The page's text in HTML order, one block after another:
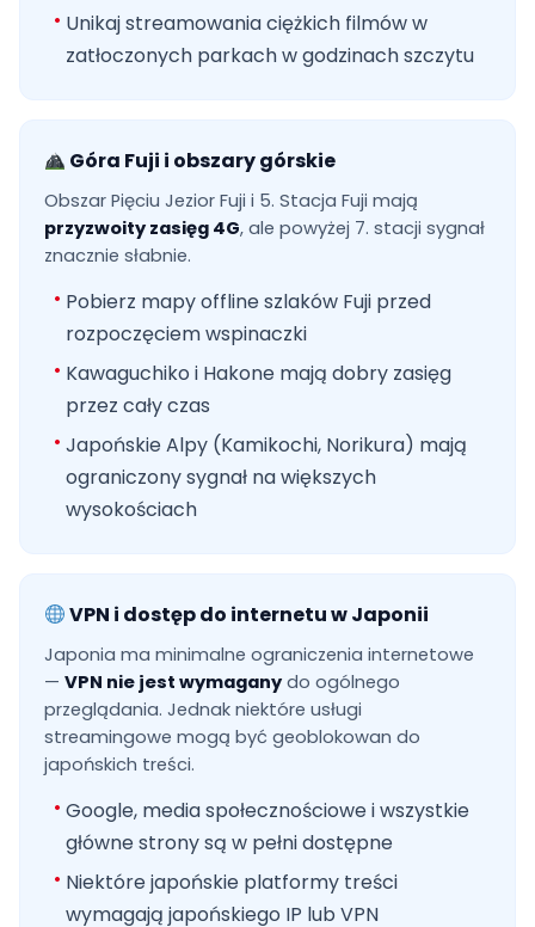
Unikaj streamowania ciężkich filmów w
zatłoczonych parkach w godzinach szczytu
Góra Fuji i obszary górskie
Obszar Pięciu Jezior Fuji i 5. Stacja Fuji mają
przyzwoity zasięg 4G, ale powyżej 7. stacji sygnał
znacznie słabnie.
Pobierz mapy offline szlaków Fuji przed
rozpoczęciem wspinaczki
Kawaguchiko i Hakone mają dobry zasięg
przez cały czas
Japońskie Alpy (Kamikochi, Norikura) mają
ograniczony sygnał na większych
wysokościach
VPN i dostęp do internetu w Japonii
Japonia ma minimalne ograniczenia internetowe
— VPN nie jest wymaganydo ogólnego
przeglądania. Jednak niektóre usługi
streamingowe mogą być geoblokowan do
japońskich treści.
Google, media społecznościowe i wszystkie
główne strony są w pełni dostępne
Niektóre japońskie platformy treści
wymagają japońskiego IP lub VPN